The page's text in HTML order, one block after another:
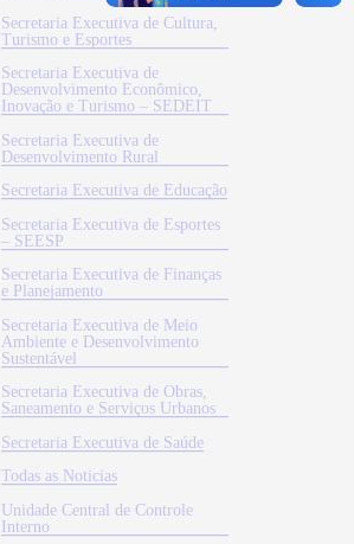
Secretaria Executiva de Cultura,
Turismo e Esportes
Secretaria Executiva de
Desenvolvimento Econômico,
Inovação e Turismo – SEDEIT
Secretaria Executiva de
Desenvolvimento Rural
Secretaria Executiva de Educação
Secretaria Executiva de Esportes
– SEESP
Secretaria Executiva de Finanças
e Planejamento
Secretaria Executiva de Meio
Ambiente e Desenvolvimento
Sustentável
Secretaria Executiva de Obras,
Saneamento e Serviços Urbanos
Secretaria Executiva de Saúde
Todas as Noticias
Unidade Central de Controle
Interno